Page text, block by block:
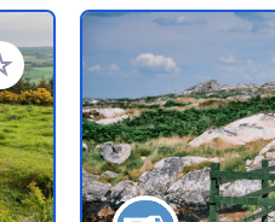
toe aan je favorieten